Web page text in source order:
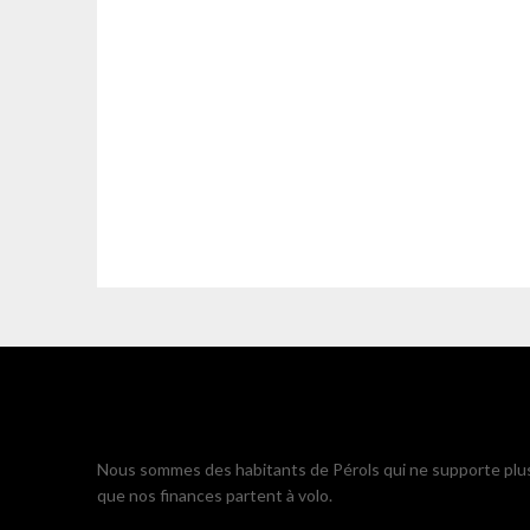
Nous sommes des habitants de Pérols qui ne supporte
que nos finances partent à volo.